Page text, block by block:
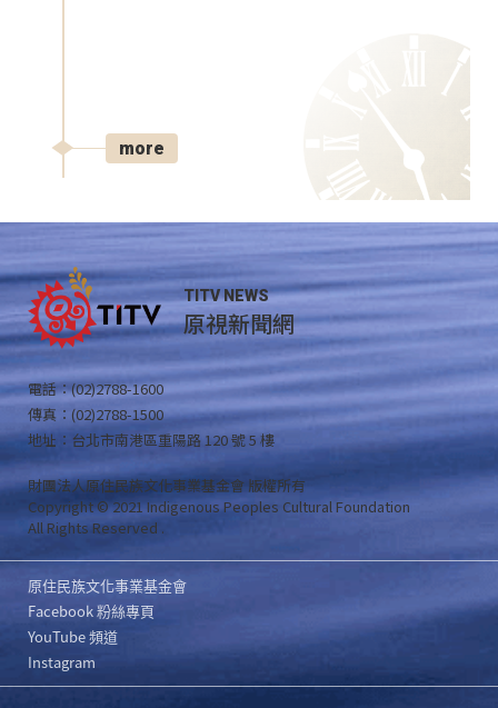
more
TITV NEWS
原視新聞網
電話：(02)2788-1600
傳真：(02)2788-1500
地址：台北市南港區重陽路 120 號 5 樓
財團法人原住民族文化事業基金會 版權所有
Copyright © 2021 Indigenous Peoples Cultural Foundation
All Rights Reserved .
原住民族文化事業基金會
Facebook 粉絲專頁
YouTube 頻道
Instagram